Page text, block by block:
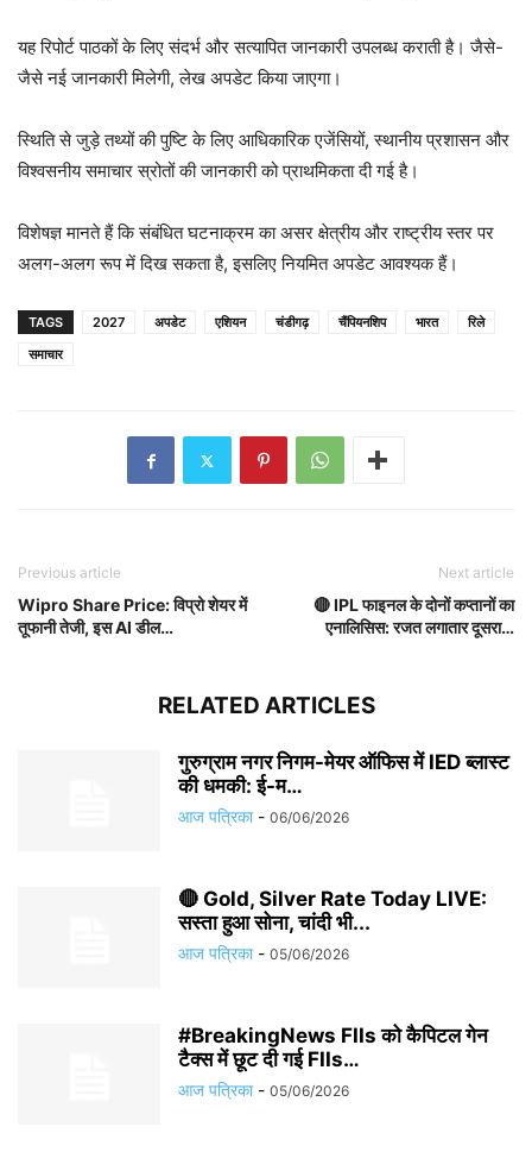
यह रिपोर्ट पाठकों के लिए संदर्भ और सत्यापित जानकारी उपलब्ध कराती है। जैसे-
जैसे नई जानकारी मिलेगी, लेख अपडेट किया जाएगा।
स्थिति से जुड़े तथ्यों की पुष्टि के लिए आधिकारिक एजेंसियों, स्थानीय प्रशासन और
विश्वसनीय समाचार स्रोतों की जानकारी को प्राथमिकता दी गई है।
विशेषज्ञ मानते हैं कि संबंधित घटनाक्रम का असर क्षेत्रीय और राष्ट्रीय स्तर पर
अलग-अलग रूप में दिख सकता है, इसलिए नियमित अपडेट आवश्यक हैं।
TAGS 2027 अपडेट एशियन चंडीगढ़ चैंपियनशिप भारत
रिले
समाचार
Previous article
Wipro Share Price: विप्रो शेयर में
तूफानी तेजी, इस AI डील…
Next article
🔴 IPL फाइनल के दोनों कप्तानों का
एनालिसिस: रजत लगातार दूसरा…
RELATED ARTICLES
गुरुग्राम नगर निगम-मेयर ऑफिस में IED ब्लास्ट
की धमकी: ई-म…
आज पत्रिका - 06/06/2026
🔴 Gold, Silver Rate Today LIVE:
सस्ता हुआ सोना, चांदी भी...
आज पत्रिका - 05/06/2026
#BreakingNews FIIs को कैपिटल गेन
टैक्स में छूट दी गई FIIs…
आज पत्रिका - 05/06/2026